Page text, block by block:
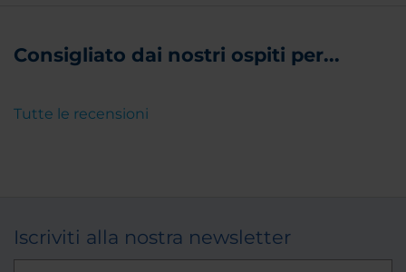
Consigliato dai nostri ospiti per...
Tutte le recensioni
Iscriviti alla nostra newsletter